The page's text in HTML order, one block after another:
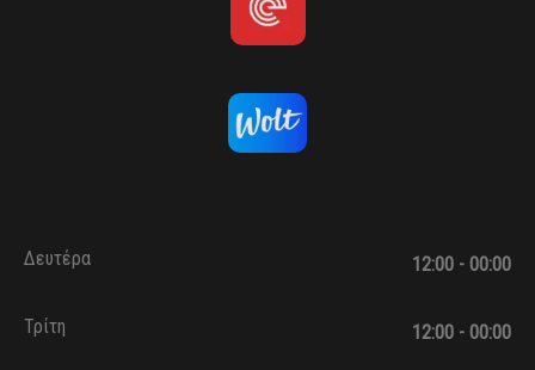
Δευτέρα 12:00 - 00:00
Τρίτη 12:00 - 00:00